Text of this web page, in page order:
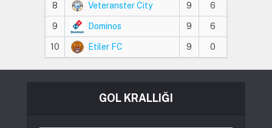
8 Veteranster City 9 6
9 Dominos 9 6
10 Etiler FC 9 0
GOL KRALLIĞI